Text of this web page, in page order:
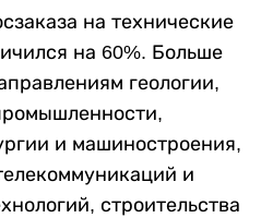
на технические
на 60%. Больше
геологии,
и машиностроения,
и
строительства